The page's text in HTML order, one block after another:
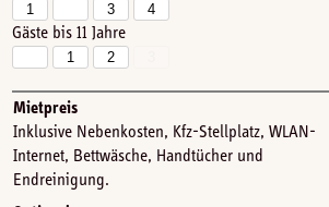
1 3 4
Gäste bis 11 Jahre
1 2
Mietpreis
Inklusive Nebenkosten, Kfz-Stellplatz, WLAN-
Internet, Bettwäsche, Handtücher und
Endreinigung.